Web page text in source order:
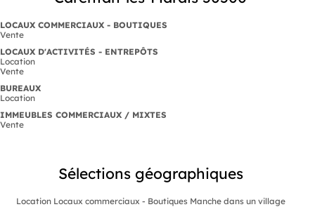
LOCAUX COMMERCIAUX - BOUTIQUES
Vente
LOCAUX D'ACTIVITÉS - ENTREPÔTS
Location
Vente
BUREAUX
Location
IMMEUBLES COMMERCIAUX / MIXTES
Vente
Sélections géographiques
Location Locaux commerciaux - Boutiques Manche dans un village